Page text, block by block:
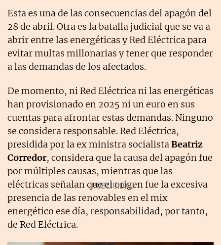
Esta es una de las consecuencias del apagón del
28 de abril. Otra es la batalla judicial que se va a
abrir entre las energéticas y Red Eléctrica para
evitar multas millonarias y tener que responder
a las demandas de los afectados.
De momento, ni Red Eléctrica ni las energéticas
han provisionado en 2025 ni un euro en sus
cuentas para afrontar estas demandas. Ninguno
se considera responsable. Red Eléctrica,
presidida por la ex ministra socialistaBeatriz
Corredor, considera que la causa del apagón fue
por múltiples causas, mientras que las
eléctricas señalan que el origen fue la excesiva
presencia de las renovables en el mix
energético ese día, responsabilidad, por tanto,
de Red Eléctrica.